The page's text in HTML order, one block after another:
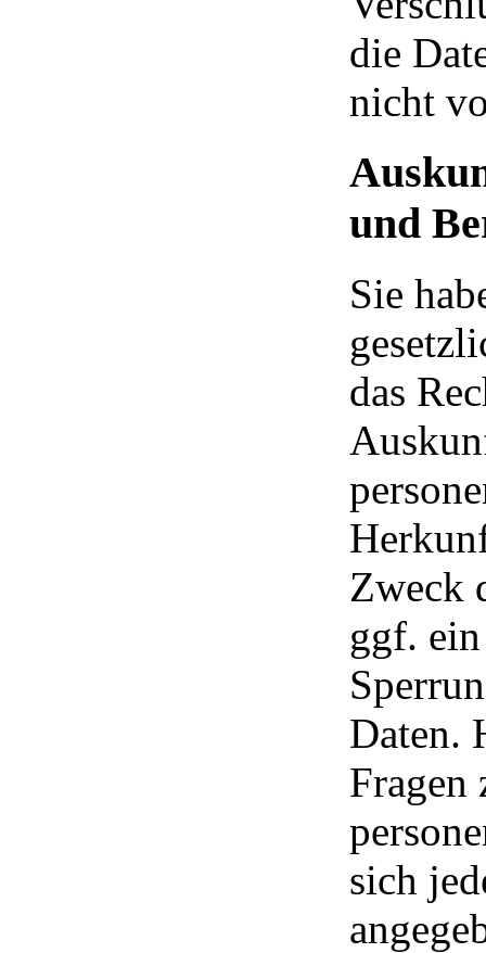
die
nicht
und
Sie
das
Zweck
ggf.
Daten.
Fragen
sich